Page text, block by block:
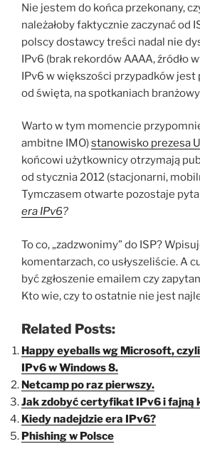
Nie jestem do końca przekonany,
należałoby faktycznie zaczynać od
polscy dostawcy treści nadal nie
IPv6 (brak rekordów AAAA, źródło
IPv6 w większości przypadków jest
od święta, na spotkaniach
Warto w tym momencie
ambitne IMO)stanowisko prezesa
końcowi użytkownicy otrzymają
od stycznia 2012 (stacjonarni,
Tymczasem otwarte pozostaje
era IPv6?
To co, „zadzwonimy” do ISP?
komentarzach, co usłyszeliście. A
być zgłoszenie emailem czy
Kto wie, czy to ostatnie nie jest
Related Posts:
Happy eyeballs wg Microsoft,
IPv6 w Windows 8.
Netcamp po raz pierwszy.
Jak zdobyć certyfikat IPv6 i fajną
Kiedy nadejdzie era IPv6?
Phishing w Polsce